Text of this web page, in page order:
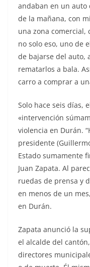
andaban en un auto
de la mañana, con
una zona comercial,
no solo eso, uno de
de bajarse del auto,
rematarlos a bala.
carro a comprar a
Solo hace seis días,
«intervención
violencia en Durán.
presidente
Estado sumamente
Juan Zapata. Al
ruedas de prensa y
en menos de un
en Durán.
Zapata anunció la
el alcalde del
directores